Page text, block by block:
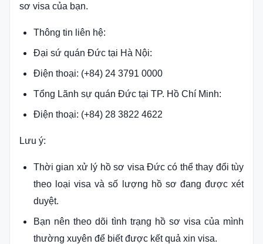
sơ visa của bạn.
Thông tin liên hệ:
Đại sứ quán Đức tại Hà Nội:
Điện thoại: (+84) 24 3791 0000
Tổng Lãnh sự quán Đức tại TP. Hồ Chí Minh:
Điện thoại: (+84) 28 3822 4622
Lưu ý:
Thời gian xử lý hồ sơ visa Đức có thể thay đổi tùy
theo loại visa và số lượng hồ sơ đang được xét
duyệt.
Bạn nên theo dõi tình trạng hồ sơ visa của mình
thường xuyên để biết được kết quả xin visa.